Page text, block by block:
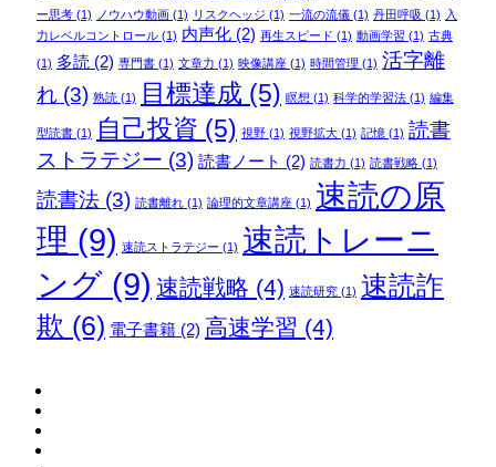
ー思考(1) ノウハウ動画(1) リスクヘッジ (1) 一流の流儀(1) 丹田呼吸 (1) 入
力レベルコントロール(1) 内声化(2) 再生スピード (1) 動画学習 (1) 古典
(1) 多読 (2) 専門書(1) 文章力 (1) 映像講座(1) 時間管理 (1) 活字離
れ(3) 熟読(1) 目標達成 (5) 瞑想 (1) 科学的学習法(1) 編集
型読書(1) 自己投資 (5) 視野(1) 視野拡大(1) 記憶(1) 読書
ストラテジー (3) 読書ノート (2) 読書力 (1) 読書戦略(1)
読書法(3) 読書離れ(1) 論理的文章講座(1) 速読の原
理 (9) 速読ストラテジー (1) 速読トレーニ
ング(9) 速読戦略 (4) 速読研究(1) 速読詐
欺 (6) 電子書籍(2) 高速学習 (4)